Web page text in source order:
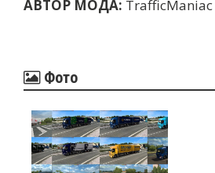
АВТОР МОДА: TrafficManiac
Фото